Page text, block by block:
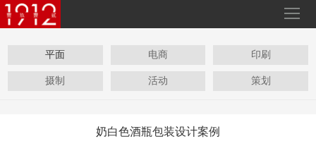
平面 电商 印刷
摄制 活动 策划
奶白色酒瓶包装设计案例